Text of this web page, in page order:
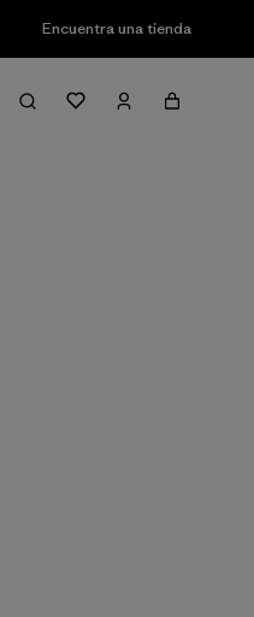
Encuentra una tienda
Filter & Sort